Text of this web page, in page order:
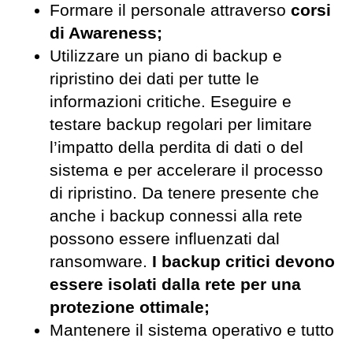
Formare il personale attraverso corsi
di Awareness;
Utilizzare un piano di backup e
ripristino dei dati per tutte le
informazioni critiche. Eseguire e
testare backup regolari per limitare
l’impatto della perdita di dati o del
sistema e per accelerare il processo
di ripristino. Da tenere presente che
anche i backup connessi alla rete
possono essere influenzati dal
ransomware. I backup critici devono
essere isolati dalla rete per una
protezione ottimale;
Mantenere il sistema operativo e tutto